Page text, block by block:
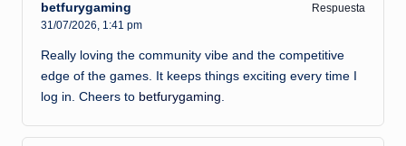
betfurygaming
Respuesta
31/07/2026, 1:41 pm
Really loving the community vibe and the competitive
edge of the games. It keeps things exciting every time I
log in. Cheers to betfurygaming